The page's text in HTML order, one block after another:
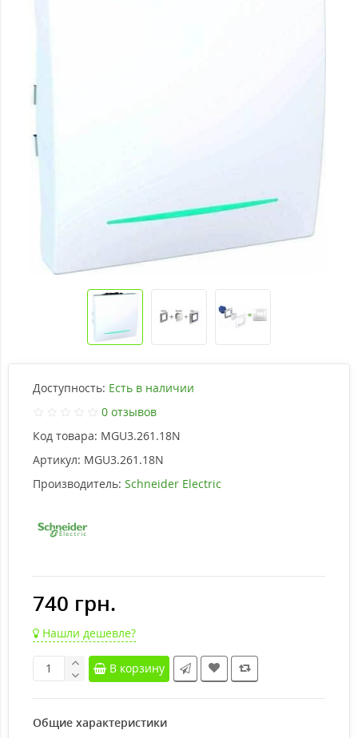
Доступность: Есть в наличии
0 отзывов
Код товара: MGU3.261.18N
Артикул: MGU3.261.18N
Производитель: Schneider Electric
740 грн.
Нашли дешевле?
В корзину
Общие характеристики